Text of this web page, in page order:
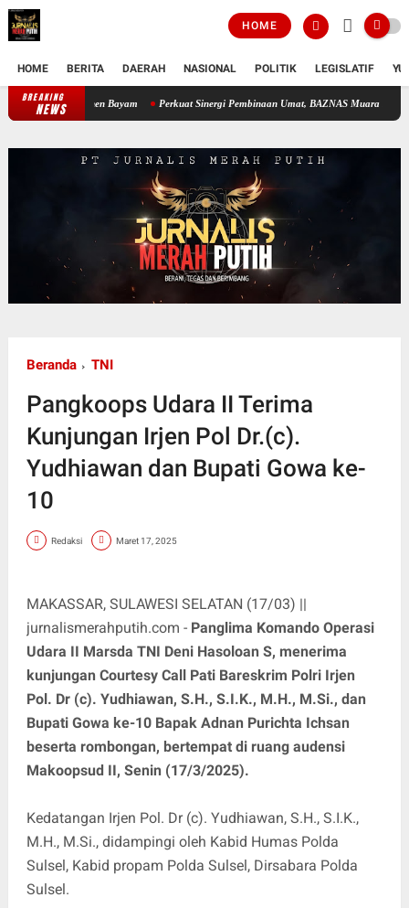
HOME
HOME BERITA DAERAH NASIONAL POLITIK LEGISLATIF
BREAKING
NEWS Perkuat Sinergi Pembinaan Umat, BAZNAS Muara Enim Dukung
Beranda TNI
Pangkoops Udara II Terima
Kunjungan Irjen Pol Dr.(c).
Yudhiawan dan Bupati Gowa ke-
10
Redaksi Maret 17, 2025
MAKASSAR, SULAWESI SELATAN (17/03) ||
jurnalismerahputih.com - Panglima Komando Operasi
Udara II Marsda TNI Deni Hasoloan S, menerima
kunjungan Courtesy Call Pati Bareskrim Polri Irjen
Pol. Dr (c). Yudhiawan, S.H., S.I.K., M.H., M.Si., dan
Bupati Gowa ke-10 Bapak Adnan Purichta Ichsan
beserta rombongan, bertempat di ruang audensi
Makoopsud II, Senin (17/3/2025).
Kedatangan Irjen Pol. Dr (c). Yudhiawan, S.H., S.I.K.,
M.H., M.Si., didampingi oleh Kabid Humas Polda
Sulsel, Kabid propam Polda Sulsel, Dirsabara Polda
Sulsel.